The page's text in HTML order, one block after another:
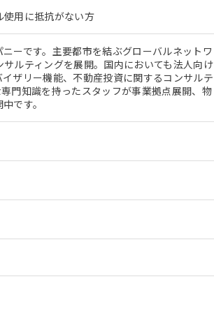
用に抵抗がない方
ーです。主要都市を結ぶグローバルネットワ
ルティングを展開。国内においても法人向け
ザリー機能、不動産投資に関するコンサルテ
門知識を持ったスタッフが事業拠点展開、物
です。